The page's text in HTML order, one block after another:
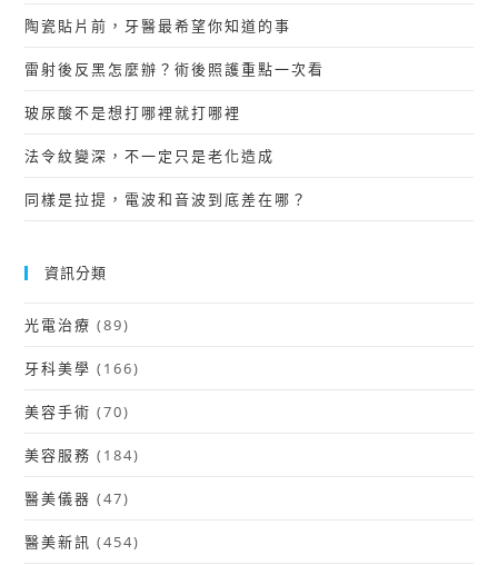
陶瓷貼片前，牙醫最希望你知道的事
雷射後反黑怎麼辦？術後照護重點一次看
玻尿酸不是想打哪裡就打哪裡
法令紋變深，不一定只是老化造成
同樣是拉提，電波和音波到底差在哪？
資訊分類
光電治療 (89)
牙科美學 (166)
美容手術 (70)
美容服務 (184)
醫美儀器 (47)
醫美新訊 (454)